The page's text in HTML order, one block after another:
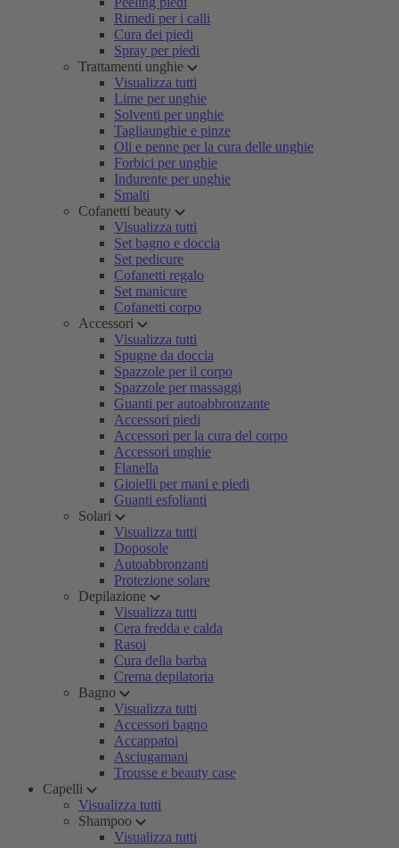
Rimedi per i calli
Cura dei piedi
Spray per piedi
Trattamenti unghie
Visualizza tutti
Lime per unghie
Solventi per unghie
Tagliaunghie e pinze
Oli e penne per la cura delle unghie
Forbici per unghie
Indurente per unghie
Smalti
Cofanetti beauty
Visualizza tutti
Set bagno e doccia
Set pedicure
Cofanetti regalo
Set manicure
Cofanetti corpo
Accessori
Visualizza tutti
Spugne da doccia
Spazzole per il corpo
Spazzole per massaggi
Guanti per autoabbronzante
Accessori piedi
Accessori per la cura del corpo
Accessori unghie
Flanella
Gioielli per mani e piedi
Guanti esfolianti
Solari
Visualizza tutti
Doposole
Autoabbronzanti
Protezione solare
Depilazione
Visualizza tutti
Cera fredda e calda
Rasoi
Cura della barba
Crema depilatoria
Bagno
Visualizza tutti
Accessori bagno
Accappatoi
Asciugamani
Trousse e beauty case
Capelli
Visualizza tutti
Shampoo
Visualizza tutti